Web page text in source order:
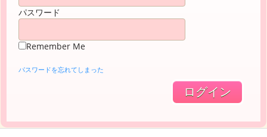
パスワード
Remember Me
パスワードを忘れてしまった